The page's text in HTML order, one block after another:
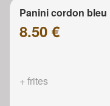
Panini cordon bleu
8.50 €
+ frites